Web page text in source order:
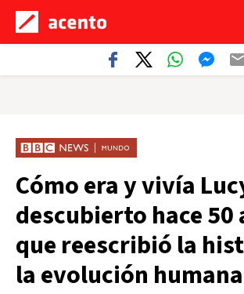
Cómo era y vivía
descubierto hace 50
que reescribió la
la evolución humana